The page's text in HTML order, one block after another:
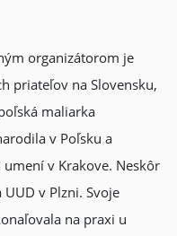
organizátorom je
priateľov na Slovensku,
maliarka
v Poľsku a
v Krakove. Neskôr
v Plzni. Svoje
na praxi u